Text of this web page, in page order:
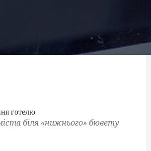
готелю
біля «нижнього» бювету